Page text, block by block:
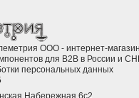
ООО - интернет-
для B2B в России и
персональных данных
Набережная 6с2